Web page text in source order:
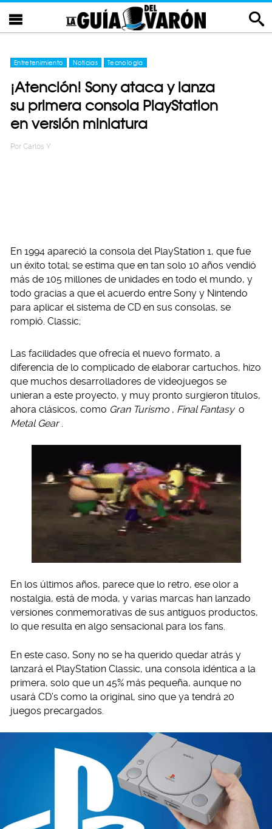
Entretenimiento Noticias Tecnología
¡Atención! Sony ataca y lanza
su primera consola PlayStation
en versión miniatura
Por Carlos Y
En 1994 apareció la consola del PlayStation 1, que fue
un éxito total; se estima que en tan solo 10 años vendió
más de 105 millones de unidades en todo el mundo, y
todo gracias a que el acuerdo entre Sony y Nintendo
para aplicar el sistema de CD en sus consolas, se
rompió. Classic;
Las facilidades que ofrecía el nuevo formato, a
diferencia de lo complicado de elaborar cartuchos, hizo
que muchos desarrolladores de videojuegos se
unieran a este proyecto, y muy pronto surgieron títulos,
ahora clásicos, como Gran Turismo , Final Fantasy o
Metal Gear .
En los últimos años, parece que lo retro, ese olor a
nostalgia, está de moda, y varias marcas han lanzado
versiones conmemorativas de sus antiguos productos,
lo que resulta en algo sensacional para los fans.
En este caso, Sony no se ha querido quedar atrás y
lanzará el PlayStation Classic, una consola idéntica a la
primera, solo que un 45% más pequeña, aunque no
usará CD’s como la original, sino que ya tendrá 20
juegos precargados.